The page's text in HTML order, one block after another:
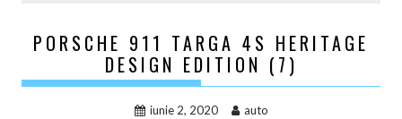
PORSCHE 911 TARGA 4S HERITAGE
DESIGN EDITION (7)
iunie 2, 2020 auto